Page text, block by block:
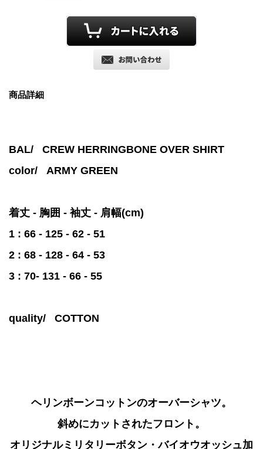
商品詳細
BAL/ CREW HERRINGBONE OVER SHIRT
color/ ARMY GREEN
着丈 - 胸囲 - 袖丈 - 肩幅(cm)
1 : 66 - 125 - 62 - 51
2 : 68 - 128 - 64 - 53
3 : 70- 131 - 66 - 55
quality/ COTTON
ヘリンボーンコットンのオーバーシャツ。
斜めにカットされたフロント。
オリジナルミリタリーボタン・バイオウオッシュ加